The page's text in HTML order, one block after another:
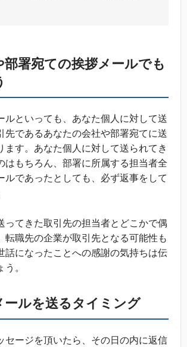
部署宛ての挨拶メールでも
ルといっても、あなた個人に対して送
先であるあなたの会社や部署宛てに送
ます。あなた個人に対して送られてき
はもちろん、部署に所属する担当者全
ルであったとしても、必ず返事をして
ってきた取引先の担当者とどこかで偶
転職先の企業が取引先となる可能性も
話になったことへの感謝の気持ちは伝
。
ールを送るタイミング
セージを頂いたら、その日の内に返信